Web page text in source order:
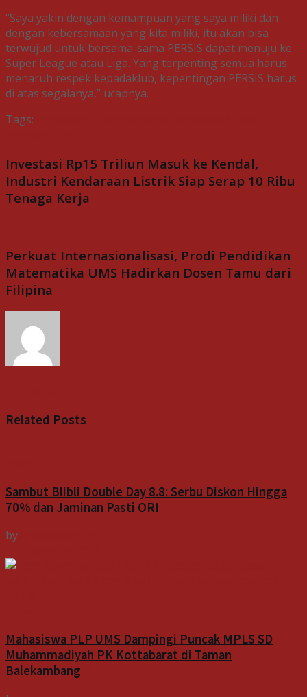
“Saya yakin dengan kemampuan yang saya miliki dan
dengan kebersamaan yang kita miliki, itu akan bisa
terwujud untuk bersama-sama PERSIS dapat menuju ke
Super League atau Liga. Yang terpenting semua harus
menaruh respek kepadaklub, kepentingan PERSIS harus
di atas segalanya,” ucapnya.
Tags:
Investasi Rp15 Triliun Masuk ke Kendal,
Industri Kendaraan Listrik Siap Serap 10 Ribu
Tenaga Kerja
Perkuat Internasionalisasi, Prodi Pendidikan
Matematika UMS Hadirkan Dosen Tamu dari
Filipina
Related Posts
Sambut Blibli Double Day 8.8: Serbu Diskon Hingga
70% dan Jaminan Pasti ORI
by
Mahasiswa PLP UMS Dampingi Puncak MPLS SD
Muhammadiyah PK Kottabarat di Taman
Balekambang